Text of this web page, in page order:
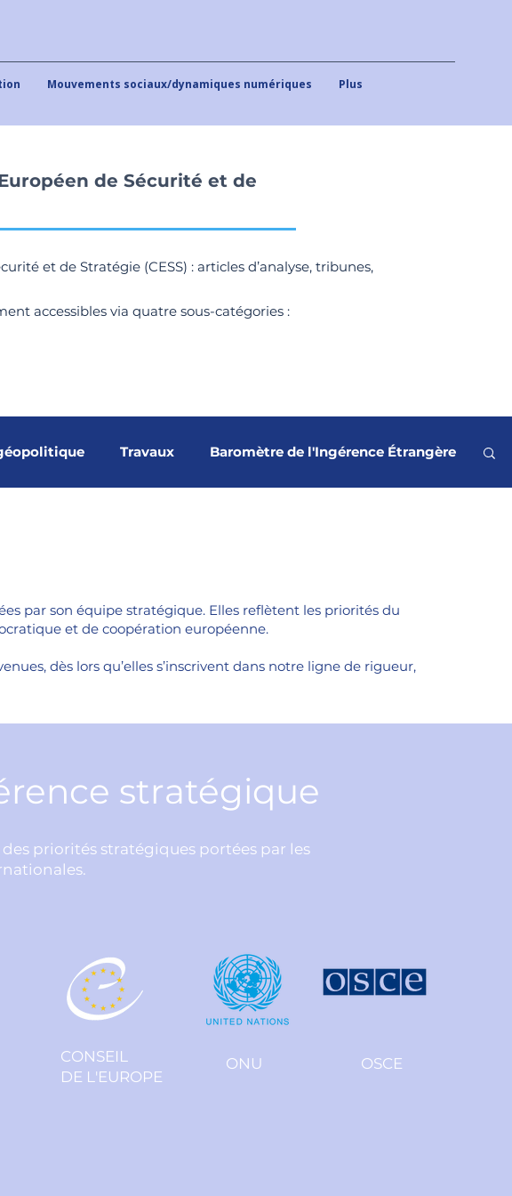
Mouvements sociaux/dynamiques numériques Plus
de Sécurité et de
et de Stratégie (CESS) : articles d’analyse, tribunes,
accessibles via quatre sous-catégories :
Travaux Baromètre de l'Ingérence Étrangère
Surveillance orbitale Articles et analyses
par son équipe stratégique. Elles reflètent les priorités du
et de coopération européenne.
dès lors qu’elles s’inscrivent dans notre ligne de rigueur,
stratégique
priorités stratégiques portées par les
CONSEIL
DE L'EUROPE
ONU OSCE